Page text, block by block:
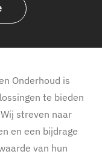
Onderhoud is
te bieden
streven naar
en een bijdrage
van hun